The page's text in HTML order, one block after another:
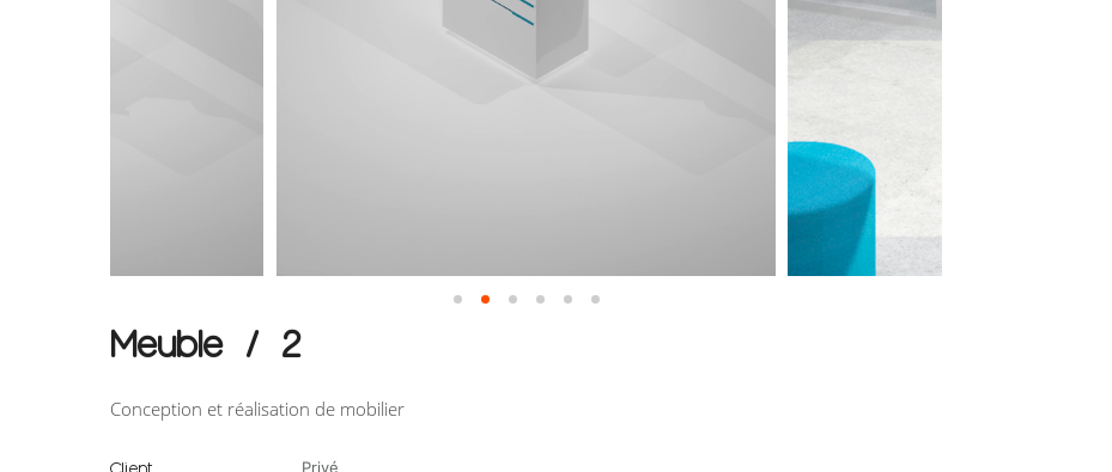
Meuble / 2
Conception et réalisation de mobilier
Client Privé